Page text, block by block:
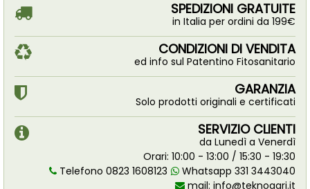
SPEDIZIONI GRATUITE
in Italia per ordini da 199€
CONDIZIONI DI VENDITA
ed info sul Patentino Fitosanitario
GARANZIA
Solo prodotti originali e certificati
SERVIZIO CLIENTI
da Lunedì a Venerdì
Orari: 10:00 - 13:00 / 15:30 - 19:30
Telefono 0823 1608123
Whatsapp 331 3443040
mail: info@teknoagri.it